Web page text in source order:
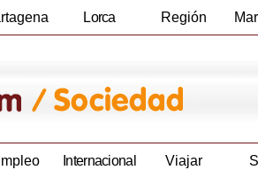
Lorca Región
Internacional Viajar